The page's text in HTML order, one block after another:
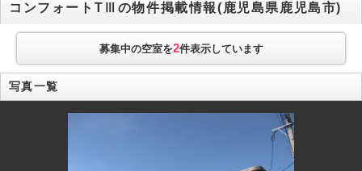
コンフォートTⅢの物件掲載情報(鹿児島県鹿児島市)
募集中の空室を2件表示しています
写真一覧